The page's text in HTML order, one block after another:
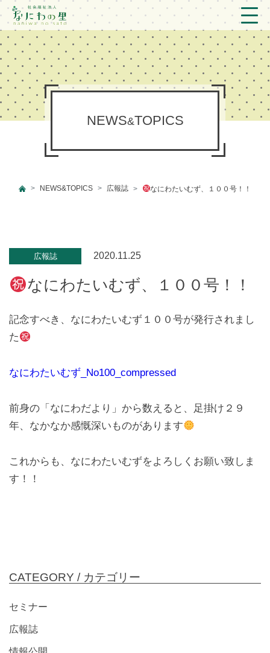
トップ
法人概要/アクセス
こども/相談支援
新着情報
プライバシーポリシー
NEWS&TOPICS
NEWS&TOPICS 広報誌 なにわたいむず、１００号！！
広報誌 2020.11.25
なにわたいむず、１００号！！
記念すべき、なにわたいむず１００号が発行されまし
た
なにわたいむず_No100_compressed
前身の「なにわだより」から数えると、足掛け２９
年、なかなか感慨深いものがあります
これからも、なにわたいむずをよろしくお願い致しま
す！！
CATEGORY / カテゴリー
セミナー
広報誌